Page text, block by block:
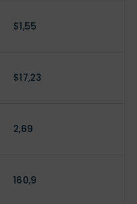
$1,55
$17,23
2,69
160,9